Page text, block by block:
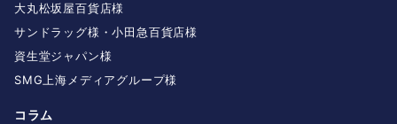
大丸松坂屋百貨店様
サンドラッグ様・小田急百貨店様
資生堂ジャパン様
SMG上海メディアグループ様
コラム